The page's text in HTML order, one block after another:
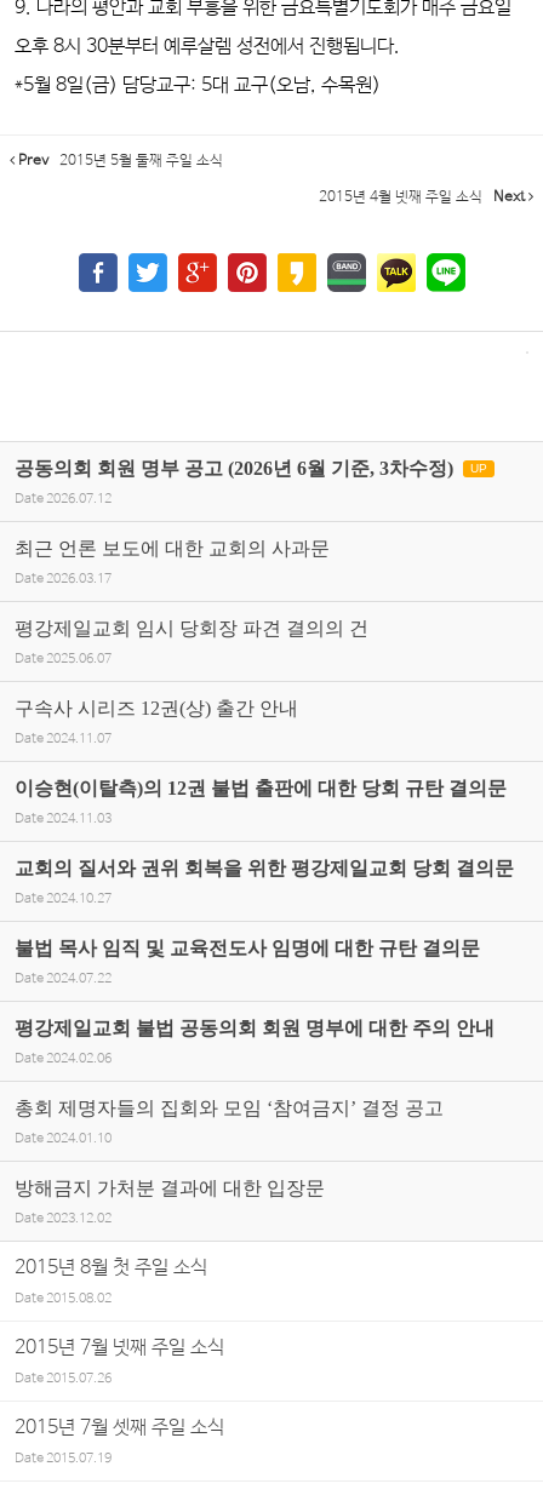
9. 나라의 평안과 교회 부흥을 위한 금요특별기도회가 매주 금요일
오후 8시 30분부터 예루살렘 성전에서 진행됩니다.
*5월 8일(금) 담당교구: 5대 교구(오남, 수목원)
Prev 2015년 5월 둘째 주일 소식
2015년 4월 넷째 주일 소식 Next
공동의회 회원 명부 공고 (2026년 6월 기준, 3차수정) UP
Date 2026.07.12
최근 언론 보도에 대한 교회의 사과문
Date 2026.03.17
평강제일교회 임시 당회장 파견 결의의 건
Date 2025.06.07
구속사 시리즈 12권(상) 출간 안내
Date 2024.11.07
이승현(이탈측)의 12권 불법 출판에 대한 당회 규탄 결의문
Date 2024.11.03
교회의 질서와 권위 회복을 위한 평강제일교회 당회 결의문
Date 2024.10.27
불법 목사 임직 및 교육전도사 임명에 대한 규탄 결의문
Date 2024.07.22
평강제일교회 불법 공동의회 회원 명부에 대한 주의 안내
Date 2024.02.06
총회 제명자들의 집회와 모임 ‘참여금지’ 결정 공고
Date 2024.01.10
방해금지 가처분 결과에 대한 입장문
Date 2023.12.02
2015년 8월 첫 주일 소식
Date2015.08.02
2015년 7월 넷째 주일 소식
Date2015.07.26
2015년 7월 셋째 주일 소식
Date2015.07.19